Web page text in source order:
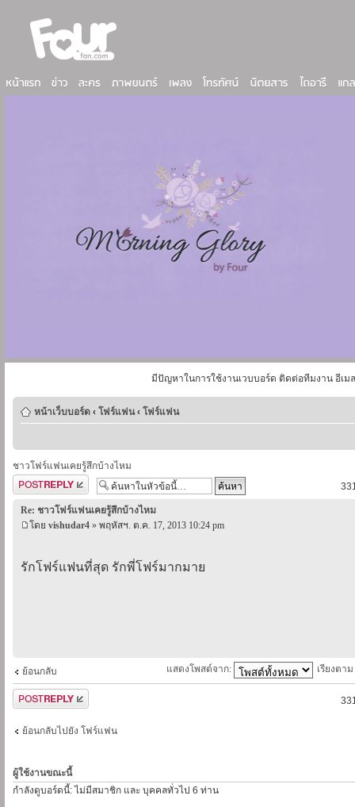
มีปัญหาในการใช้งานเวบบอร์ด ติดต่อทีมงาน อีเม
หน้าเว็บบอร์ด ‹ โฟร์แฟน ‹ โฟร์แฟน
ชาวโฟร์แฟนเคยรู้สึกบ้างไหม
ตอบกระทู้
Re: ชาวโฟร์แฟนเคยรู้สึกบ้างไหม
โดย vishudar4 » พฤหัสฯ. ต.ค. 17, 2013 10:24 pm
รักโฟร์แฟนที่สุด รักพี่โฟร์มากมาย
ย้อนกลับ แสดงโพสต์จาก: เรียงตาม
ตอบกระทู้
ย้อนกลับไปยัง โฟร์แฟน
ผู้ใช้งานขณะนี้
กำลังดูบอร์ดนี้: ไม่มีสมาชิก และ บุคคลทั่วไป 6 ท่าน